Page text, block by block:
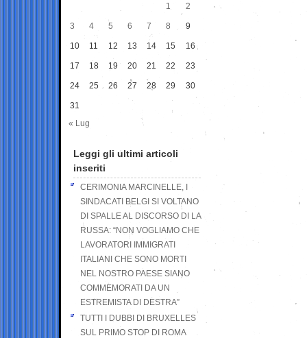
1
2
3 4 5 6 7 8 9
10 11 12 13 14 15 16
17 18 19 20 21 22 23
24 25 26 27 28 29 30
31
« Lug
Leggi gli ultimi articoli
inseriti
CERIMONIA MARCINELLE, I
SINDACATI BELGI SI VOLTANO
DI SPALLE AL DISCORSO DI LA
RUSSA: “NON VOGLIAMO CHE
LAVORATORI IMMIGRATI
ITALIANI CHE SONO MORTI
NEL NOSTRO PAESE SIANO
COMMEMORATI DA UN
ESTREMISTA DI DESTRA”
TUTTI I DUBBI DI BRUXELLES
SUL PRIMO STOP DI ROMA